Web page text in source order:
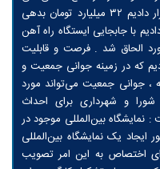
آباد در ۲۲۰۰۰ متر در مرحله صدور سند قرار دادیم ۳۲ میلیارد تومان بدهی
میلیارد کاهش دادیم با جابجایی ایستگاه راه آهن
زمین به بجنورد الحاق شد . فرصت و قابلیت
آوردیم که در زمینه جوانی جمعیت و
، جوانی جمعیت می‌تواند مورد
شورا و شهرداری برای احداث
نمایشگاه بین‌المللی موجود در
ایجاد یک نمایشگاه بین‌المللی
هکتار زمین برای اختصاص به این امر تصویب